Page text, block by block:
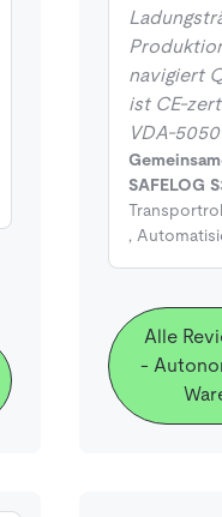
navigiert
ist
SAFELOG
,
Alle
-